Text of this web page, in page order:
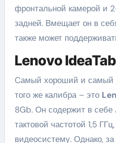
фронтальной камерой и
задней. Вмещает он в
также может
Lenovo
Cамый хороший и самый
того же калибра – это
8Gb. Он содержит в
тактовой частотой 1,5
видеосистему. Однако,